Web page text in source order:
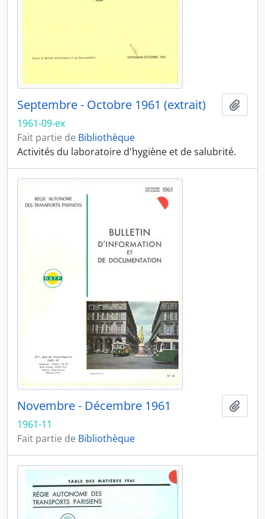
Septembre - Octobre 1961 (extrait)
1961-09-ex
Fait partie de Bibliothèque
Activités du laboratoire d'hygiène et de salubrité.
Novembre - Décembre 1961
1961-11
Fait partie de Bibliothèque